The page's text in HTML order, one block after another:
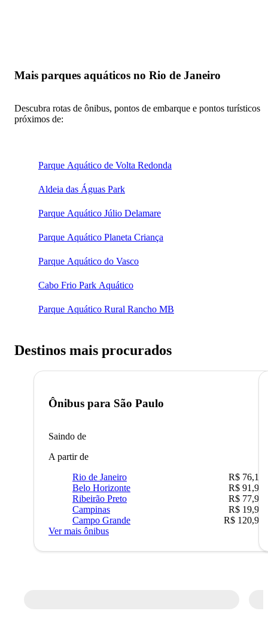
Mais parques aquáticos no Rio de Janeiro
Descubra rotas de ônibus, pontos de embarque e pontos turísticos
próximos de:
Parque Aquático de Volta Redonda
Aldeia das Águas Park
Parque Aquático Júlio Delamare
Parque Aquático Planeta Criança
Parque Aquático do Vasco
Cabo Frio Park Aquático
Parque Aquático Rural Rancho MB
Destinos mais procurados
Ônibus para São Paulo
Saindo de
A partir de
Rio de Janeiro
R$ 76,10
Belo Horizonte
R$ 91,90
Ribeirão Preto
R$ 77,90
Campinas
R$ 19,90
Campo Grande
R$ 120,90
Ver mais ônibus